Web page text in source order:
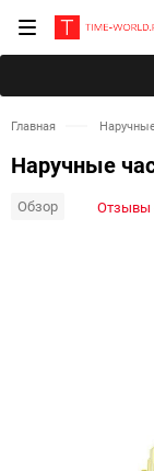
Главная
Наручные
Обзор Отзывы